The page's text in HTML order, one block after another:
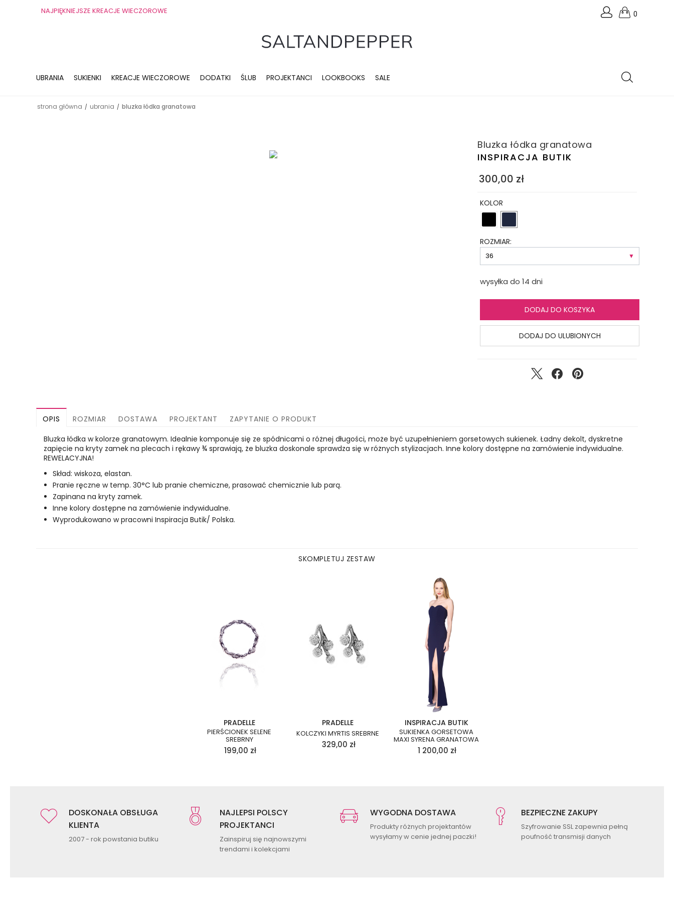
NAJPIĘKNIEJSZE KREACJE WIECZOROWE 0
UBRANIA SUKIENKI KREACJE WIECZOROWE DODATKI ŚLUB PROJEKTANCI LOOKBOOKS SALE
strona główna / ubrania / bluzka łódka granatowa
Bluzka łódka granatowa
INSPIRACJA BUTIK
300,00 zł
KOLOR
ROZMIAR:
wysyłka do 14 dni
DODAJ DO KOSZYKA
DODAJ DO ULUBIONYCH
OPIS ROZMIAR DOSTAWA PROJEKTANT
ZAPYTANIE O PRODUKT
Bluzka łódka w kolorze granatowym. Idealnie komponuje się ze spódnicami o różnej długości, może być uzupełnieniem gorsetowych sukienek. Ładny dekolt, dyskretne
zapięcie na kryty zamek na plecach i rękawy ¾ sprawiają, że bluzka doskonale sprawdza się w różnych stylizacjach. Inne kolory dostępne na zamówienie indywidualne.
REWELACYJNA!
Skład: wiskoza, elastan.
Pranie ręczne w temp. 30°C lub pranie chemiczne, prasować chemicznie lub parą.
Zapinana na kryty zamek.
Inne kolory dostępne na zamówienie indywidualne.
Wyprodukowano w pracowni Inspiracja Butik/ Polska.
SKOMPLETUJ ZESTAW
PRADELLE
PIERŚCIONEK SELENE
SREBRNY
199,00 zł
PRADELLE
KOLCZYKI MYRTIS SREBRNE
329,00 zł
INSPIRACJA BUTIK
SUKIENKA GORSETOWA
MAXI SYRENA GRANATOWA
1 200,00 zł
DOSKONAŁA OBSŁUGA
KLIENTA
2007 - rok powstania butiku
NAJLEPSI POLSCY
PROJEKTANCI
Zainspiruj się najnowszymi
trendami i kolekcjami
WYGODNA DOSTAWA
Produkty różnych projektantów
wysyłamy w cenie jednej paczki!
BEZPIECZNE ZAKUPY
Szyfrowanie SSL zapewnia pełną
poufność transmisji danych